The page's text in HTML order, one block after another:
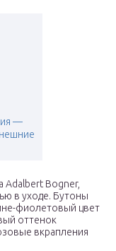
—
Adalbert Bogner,
в уходе. Бутоны
фиолетовый цвет
оттенок
вкрапления